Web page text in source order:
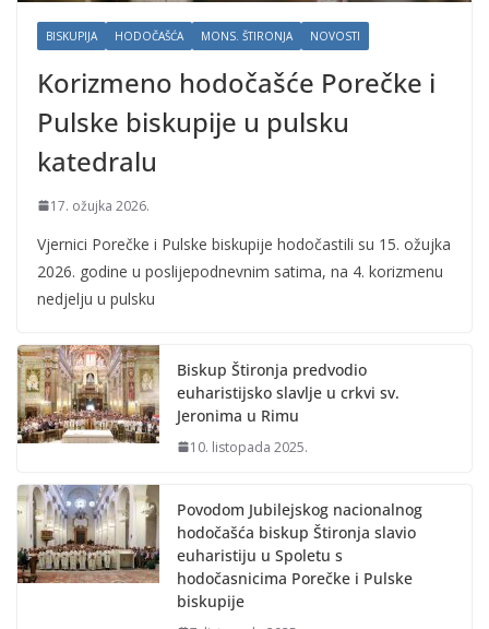
BISKUPIJA HODOČAŠĆA MONS. ŠTIRONJA NOVOSTI
Korizmeno hodočašće Porečke i
Pulske biskupije u pulsku
katedralu
17. ožujka 2026.
Vjernici Porečke i Pulske biskupije hodočastili su 15. ožujka
2026. godine u poslijepodnevnim satima, na 4. korizmenu
nedjelju u pulsku
Biskup Štironja predvodio
euharistijsko slavlje u crkvi sv.
Jeronima u Rimu
10. listopada 2025.
Povodom Jubilejskog nacionalnog
hodočašća biskup Štironja slavio
euharistiju u Spoletu s
hodočasnicima Porečke i Pulske
biskupije